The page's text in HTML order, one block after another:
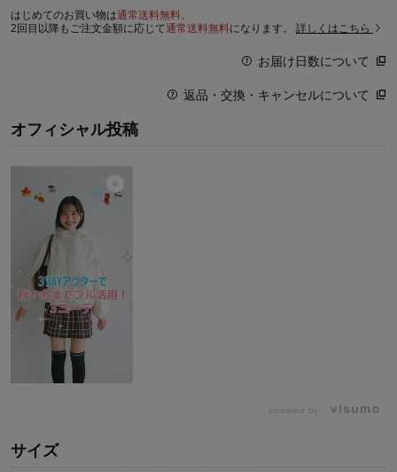
はじめてのお買い物は通常送料無料。
2回目以降もご注文金額に応じて通常送料無料になります。 詳しくはこちら
お届け日数について
返品・交換・キャンセルについて
オフィシャル投稿
powered by
サイズ